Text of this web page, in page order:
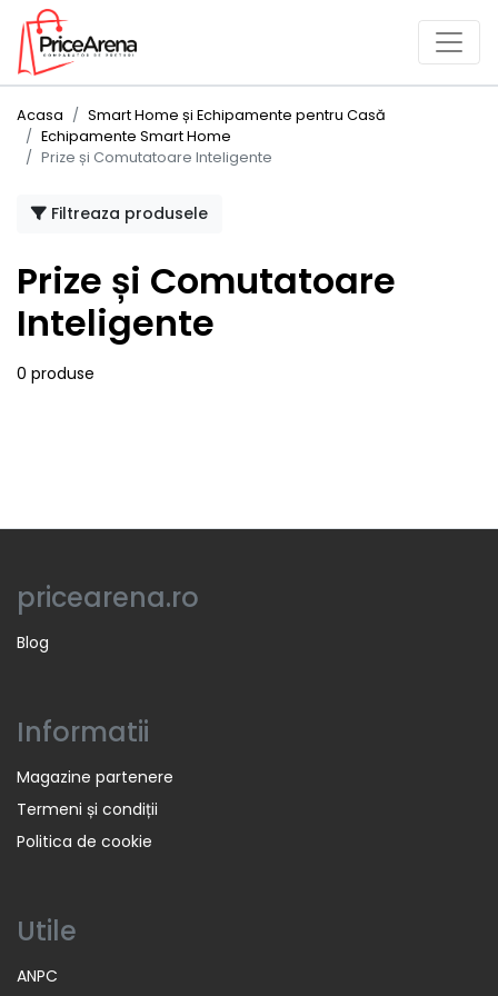
Acasa
Smart Home și Echipamente pentru Casă
Echipamente Smart Home
Prize și Comutatoare Inteligente
Filtreaza produsele
Prize și Comutatoare
Inteligente
0 produse
pricearena.ro
Blog
Informatii
Magazine partenere
Termeni și condiții
Politica de cookie
Utile
ANPC